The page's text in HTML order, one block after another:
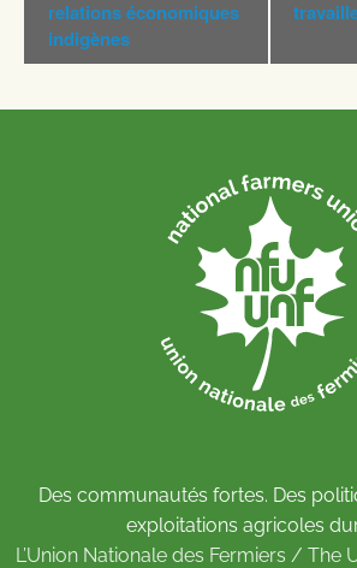
Évènement
relations économiques
indigènes
Des communautés fortes. Des
exploitations agricoles
L’Union Nationale des Fermiers / The